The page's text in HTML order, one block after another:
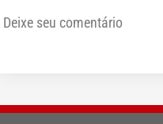
Deixe seu comentário